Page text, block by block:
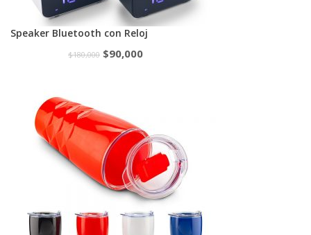
Speaker Bluetooth con Reloj
$180,000 $90,000